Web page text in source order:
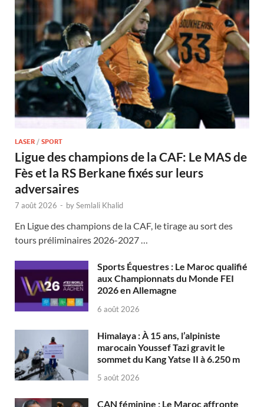
LASER / SPORT
Ligue des champions de la CAF: Le MAS de
Fès et la RS Berkane fixés sur leurs
adversaires
7 août 2026 - bySemlali Khalid
En Ligue des champions de la CAF, le tirage au sort des
tours préliminaires 2026-2027 …
Sports Équestres : Le Maroc qualifié
aux Championnats du Monde FEI
2026 en Allemagne
6 août 2026
Himalaya : À 15 ans, l’alpiniste
marocain Youssef Tazi gravit le
sommet du Kang Yatse II à 6.250 m
5 août 2026
CAN féminine : Le Maroc affronte